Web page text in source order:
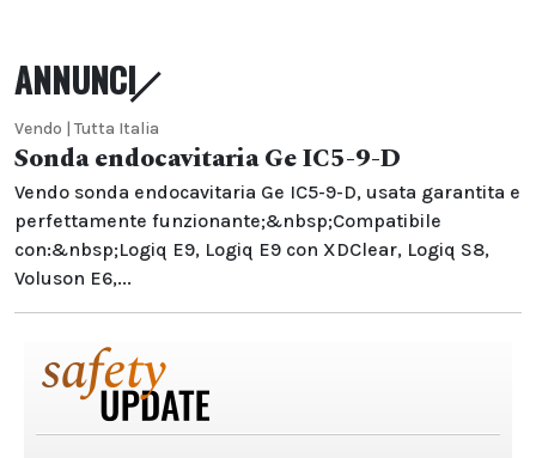
ANNUNCI
Vendo | Tutta Italia
Sonda endocavitaria Ge IC5-9-D
Vendo sonda endocavitaria Ge IC5-9-D, usata garantita e
perfettamente funzionante;&nbsp;Compatibile
con:&nbsp;Logiq E9, Logiq E9 con XDClear, Logiq S8,
Voluson E6,...